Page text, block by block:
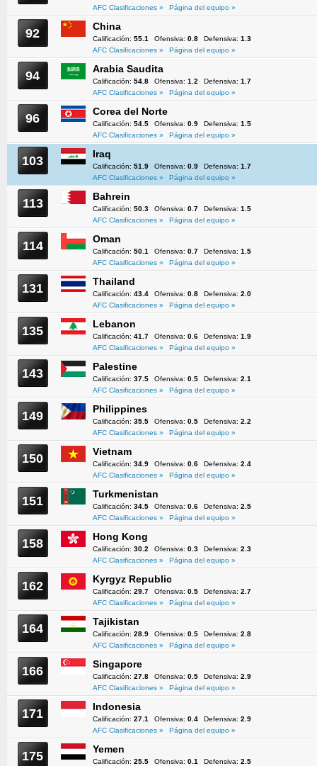
AFC Clasificaciones »
Página del equipo »
92 China
Calificación: 55.1 Ofensiva: 0.8 Defensiva: 1.3
AFC Clasificaciones »
Página del equipo »
94 Arabia Saudita
Calificación: 54.8 Ofensiva: 1.2 Defensiva: 1.7
AFC Clasificaciones »
Página del equipo »
96 Corea del Norte
Calificación: 54.5 Ofensiva: 0.9 Defensiva: 1.5
AFC Clasificaciones »
Página del equipo »
103 Iraq
Calificación: 51.9 Ofensiva: 0.9 Defensiva: 1.7
AFC Clasificaciones »
Página del equipo »
113 Bahrein
Calificación: 50.3 Ofensiva: 0.7 Defensiva: 1.5
AFC Clasificaciones »
Página del equipo »
114 Oman
Calificación: 50.1 Ofensiva: 0.7 Defensiva: 1.5
AFC Clasificaciones »
Página del equipo »
131 Thailand
Calificación: 43.4 Ofensiva: 0.8 Defensiva: 2.0
AFC Clasificaciones »
Página del equipo »
135 Lebanon
Calificación: 41.7 Ofensiva: 0.6 Defensiva: 1.9
AFC Clasificaciones »
Página del equipo »
143 Palestine
Calificación: 37.5 Ofensiva: 0.5 Defensiva: 2.1
AFC Clasificaciones »
Página del equipo »
149 Philippines
Calificación: 35.5 Ofensiva: 0.5 Defensiva: 2.2
AFC Clasificaciones »
Página del equipo »
150 Vietnam
Calificación: 34.9 Ofensiva: 0.6 Defensiva: 2.4
AFC Clasificaciones »
Página del equipo »
151 Turkmenistan
Calificación: 34.5 Ofensiva: 0.6 Defensiva: 2.5
AFC Clasificaciones »
Página del equipo »
158 Hong Kong
Calificación: 30.2 Ofensiva: 0.3 Defensiva: 2.3
AFC Clasificaciones »
Página del equipo »
162 Kyrgyz Republic
Calificación: 29.7 Ofensiva: 0.5 Defensiva: 2.7
AFC Clasificaciones »
Página del equipo »
164 Tajikistan
Calificación: 28.9 Ofensiva: 0.5 Defensiva: 2.8
AFC Clasificaciones »
Página del equipo »
166 Singapore
Calificación: 27.8 Ofensiva: 0.5 Defensiva: 2.9
AFC Clasificaciones »
Página del equipo »
171 Indonesia
Calificación: 27.1 Ofensiva: 0.4 Defensiva: 2.9
AFC Clasificaciones »
Página del equipo »
175 Yemen
Calificación: 25.5 Ofensiva: 0.1 Defensiva: 2.5